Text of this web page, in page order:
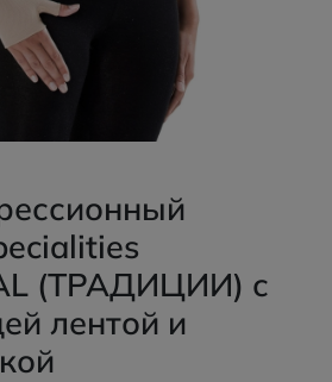
(ТРАДИЦИИ) с
лентой и